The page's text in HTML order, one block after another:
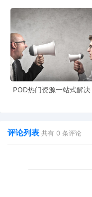
新增3000万种，自1
强化市场承诺，构建可
目前，亚马逊在巴西已
运作，其物流网络直接
FBA、DBA等项目，
此次大规模物流扩张，
POD热门资源一站式解决
评论列表 共有 0 条评论